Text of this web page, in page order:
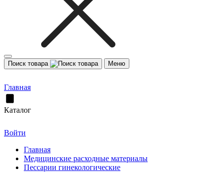
Поиск товара Меню
Главная
Каталог
Войти
Главная
Медицинские расходные материалы
Пессарии гинекологические